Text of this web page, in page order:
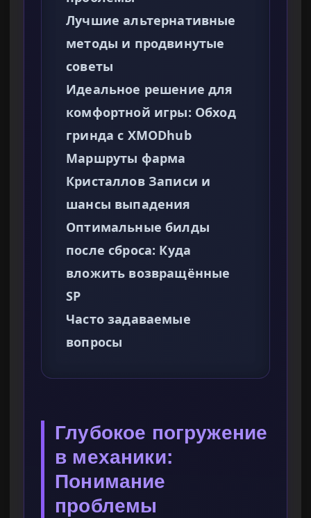
Лучшие альтернативные
методы и продвинутые
советы
Идеальное решение для
комфортной игры: Обход
гринда с XMODhub
Маршруты фарма
Кристаллов Записи и
шансы выпадения
Оптимальные билды
после сброса: Куда
вложить возвращённые
SP
Часто задаваемые
вопросы
Глубокое погружение
в механики:
Понимание
проблемы